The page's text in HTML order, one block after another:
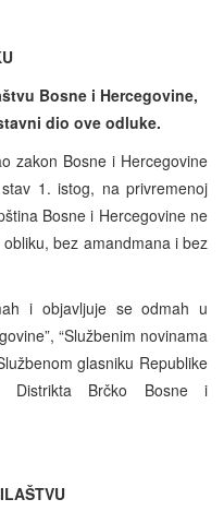
Bosne i Hercegovine,
dio ove odluke.
zakon Bosne i Hercegovine
1. istog, na privremenoj
Bosne i Hercegovine ne
bez amandmana i bez
i objavljuje se odmah u
“Službenim novinama
glasniku Republike
Distrikta Brčko Bosne i